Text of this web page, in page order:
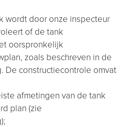
wordt door onze inspecteur
of de tank
oorspronkelijk
zoals beschreven in de
De constructiecontrole omvat
afmetingen van de tank
plan (zie